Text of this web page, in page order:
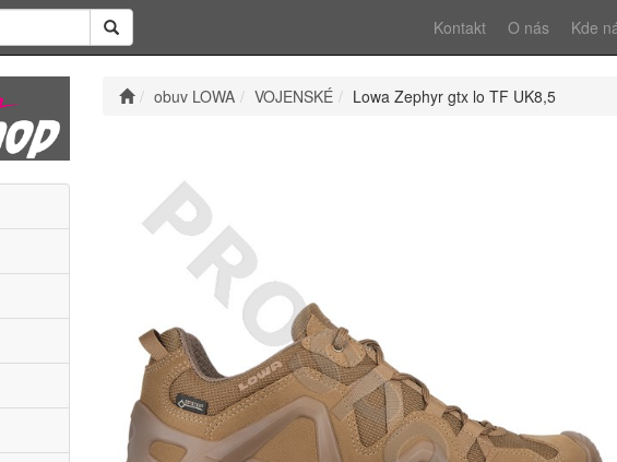
Kontakt O nás Kde
obuv LOWA VOJENSKÉ Lowa Zephyr gtx lo TF UK8,5